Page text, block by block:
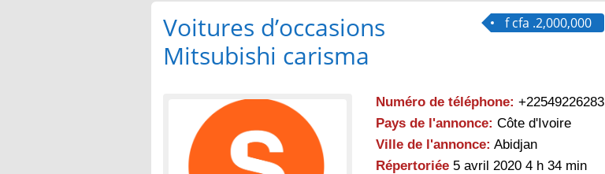
f cfa .2,000,000
Voitures d’occasions
Mitsubishi carisma
Numéro de téléphone: +22549226283
Pays de l'annonce: Côte d'Ivoire
Ville de l'annonce: Abidjan
Répertoriée 5 avril 2020 4 h 34 min